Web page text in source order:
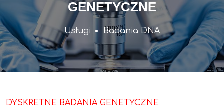
GENETYCZNE
Usługi Badania DNA
DYSKRETNE BADANIA GENETYCZNE